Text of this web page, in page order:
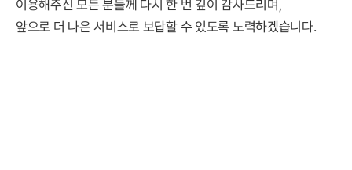
이용해주신 모든 분들께 다시 한 번 깊이 감사드리며,
앞으로 더 나은 서비스로 보답할 수 있도록 노력하겠습니다.